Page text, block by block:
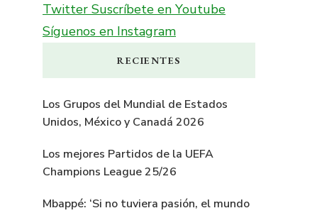
Twitter Suscríbete en Youtube
Síguenos en Instagram
RECIENTES
Los Grupos del Mundial de Estados
Unidos, México y Canadá 2026
Los mejores Partidos de la UEFA
Champions League 25/26
Mbappé: ‘Si no tuviera pasión, el mundo